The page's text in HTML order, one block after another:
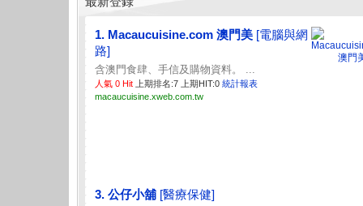
1. Macaucuisine.com 澳門美 [電腦與網
路]
含澳門食肆、手信及購物資料。 ...
人氣 0 Hit 上期排名:7 上期HIT:0 統計報表
macaucuisine.xweb.com.tw
3. 公仔小舖 [醫療保健]